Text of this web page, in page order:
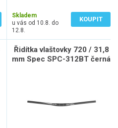
Skladem
u vás od 10.8. do
12.8.
KOUPIT
Řidítka vlaštovky 720 / 31,8
mm Spec SPC-312BT černá